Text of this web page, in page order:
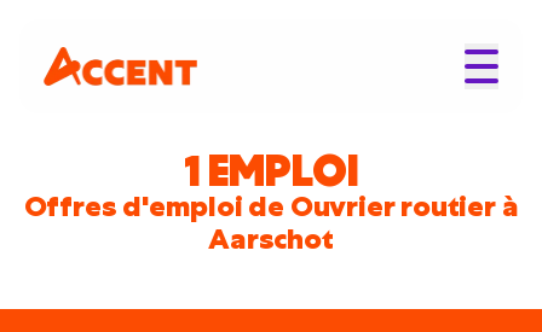
1 EMPLOI
Offres d'emploi de Ouvrier routier à
Aarschot